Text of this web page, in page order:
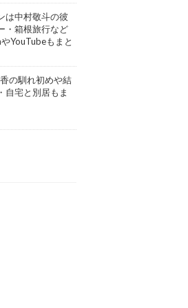
は中村敬斗の彼
・箱根旅行など
YouTubeもまと
の馴れ初めや結
自宅と別居もま